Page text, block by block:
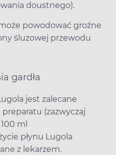
doustnego).
powodować groźne
śluzowej przewodu
gardła
jest zalecane
(zazwyczaj
ml
płynu Lugola
z lekarzem.